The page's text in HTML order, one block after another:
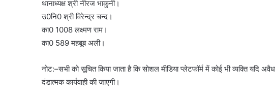
थानाध्यक्ष श्री नीरज भाकुनी।
उ0नि0 श्री विरेन्द्र चन्द।
का0 1008 लक्ष्मण राम।
का0 589 महबूब अली।
नोट:–सभी को सूचित किया जाता है कि सोशल मीडिया प्लेटफॉर्म में कोई भी व्यक्ति यदि
दंडात्मक कार्यवाही की जाएगी।